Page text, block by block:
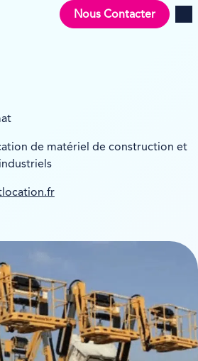
Nous Contacter
de matériel de construction et